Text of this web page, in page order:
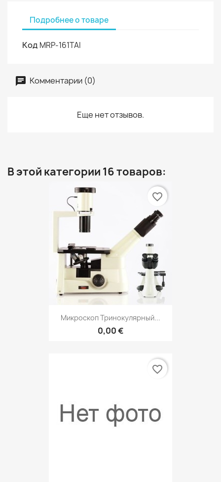
Подробнее о товаре
Код MRP-161TAI
Комментарии (0)
Еще нет отзывов.
В этой категории 16 товаров:
Микроскоп Тринокулярный...
0,00 €
favorite_border
favorite_border